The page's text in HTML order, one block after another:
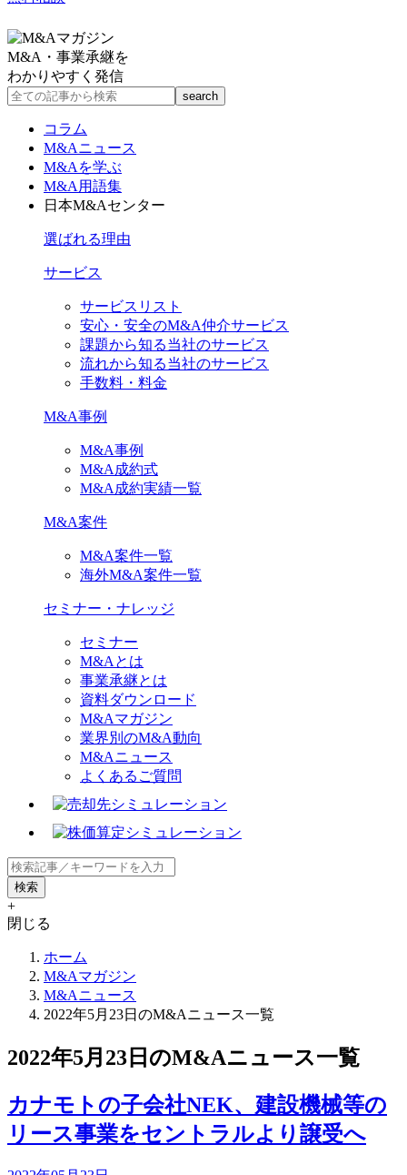
M&A・事業承継を
わかりやすく発信
コラム
M&Aニュース
M&Aを学ぶ
M&A用語集
日本M&Aセンター
選ばれる理由
サービス
サービスリスト
安心・安全のM&A仲介サービス
課題から知る当社のサービス
流れから知る当社のサービス
手数料・料金
M&A事例
M&A事例
M&A成約式
M&A成約実績一覧
M&A案件
M&A案件一覧
海外M&A案件一覧
セミナー・ナレッジ
セミナー
M&Aとは
事業承継とは
資料ダウンロード
M&Aマガジン
業界別のM&A動向
M&Aニュース
よくあるご質問
+
閉じる
ホーム
M&Aマガジン
M&Aニュース
2022年5月23日のM&Aニュース一覧
2022年5月23日のM&Aニュース一覧
カナモトの子会社NEK、建設機械等の
リース事業をセントラルより譲受へ